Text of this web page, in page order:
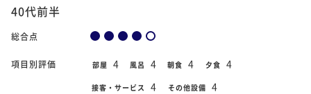
40代前半
総合点
項目別評価 部屋 4 風呂 4 朝食 4 夕食 4
接客・サービス 4 その他設備 4